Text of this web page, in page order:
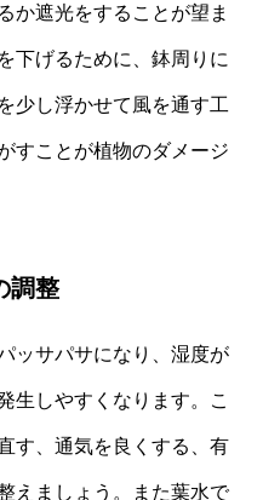
か遮光をすることが望ま
下げるために、鉢周りに
少し浮かせて風を通す工
すことが植物のダメージ
調整
ッサパサになり、湿度が
生しやすくなります。こ
す、通気を良くする、有
えましょう。また葉水で